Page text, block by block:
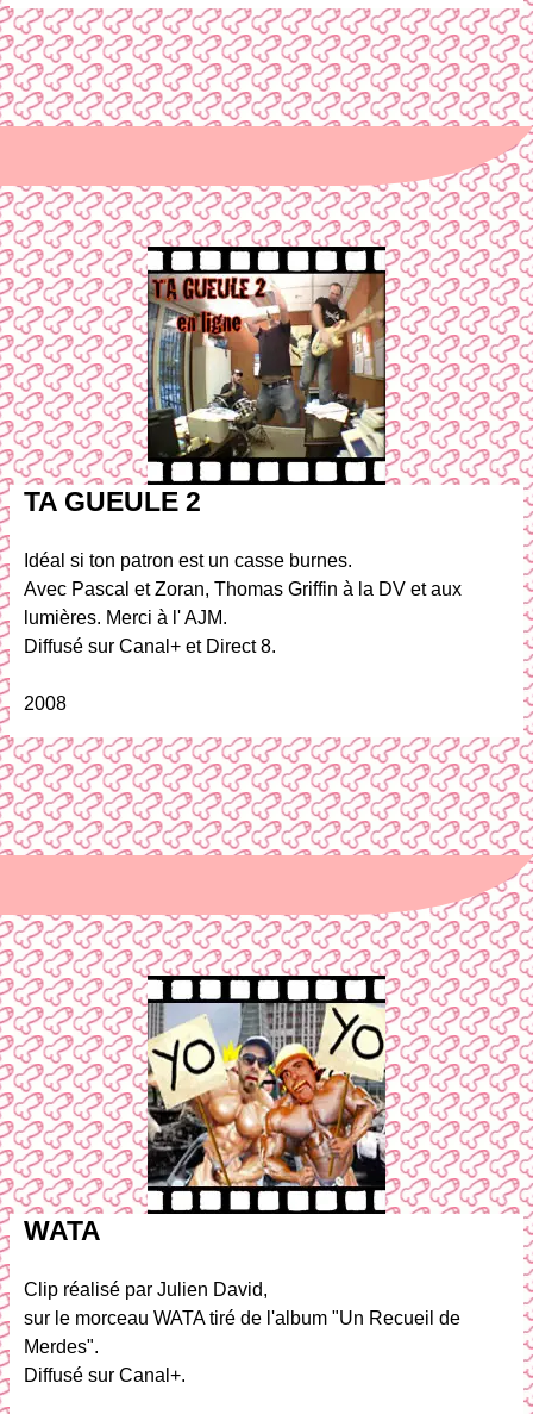
TA GUEULE 2
Idéal si ton patron est un casse burnes.
Avec Pascal et Zoran, Thomas Griffin à la DV et aux
lumières. Merci à l' AJM.
Diffusé sur Canal+ et Direct 8.
2008
WATA
Clip réalisé par Julien David,
sur le morceau WATA tiré de l'album "Un Recueil de
Merdes".
Diffusé sur Canal+.